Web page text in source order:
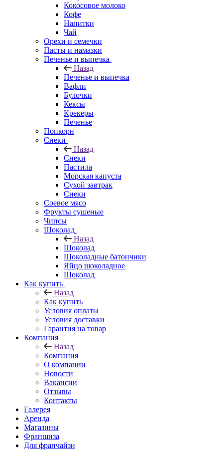
Кокосовое молоко
Кофе
Напитки
Чай
Орехи и семечки
Пасты и намазки
Печенье и выпечка
Назад
Печенье и выпечка
Вафли
Булочки
Кексы
Крекеры
Печенье
Попкорн
Снеки
Назад
Снеки
Пастила
Морская капуста
Сухой завтрак
Снеки
Соевое мясо
Фрукты сушеные
Чипсы
Шоколад
Назад
Шоколад
Шоколадные батончики
Яйцо шоколадное
Шоколад
Как купить
Назад
Как купить
Условия оплаты
Условия доставки
Гарантия на товар
Компания
Назад
Компания
О компании
Новости
Вакансии
Отзывы
Контакты
Галерея
Аренда
Магазины
Франшиза
Для франчайзи